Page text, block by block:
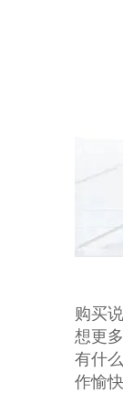
购买
想更
有什
作愉